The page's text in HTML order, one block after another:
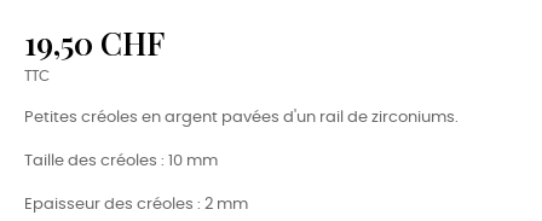
19,50 CHF
TTC
Petites créoles en argent pavées d'un rail de zirconiums.
Taille des créoles : 10 mm
Epaisseur des créoles : 2 mm